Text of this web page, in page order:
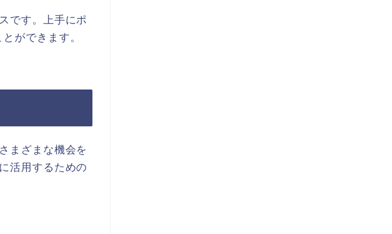
です。上手にポ
ができます。
まざまな機会を
活用するための